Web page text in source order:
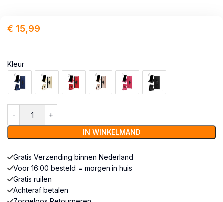
€ 15,99
Kleur
IN WINKELMAND
Gratis Verzending binnen Nederland
Voor 16:00 besteld = morgen in huis
Gratis ruilen
Achteraf betalen